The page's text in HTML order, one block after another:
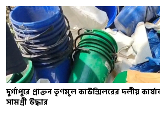
দুর্গাপুরে প্রাক্তন তৃণমূল কাউন্সিলরের দলীয়
সামগ্রী উদ্ধার